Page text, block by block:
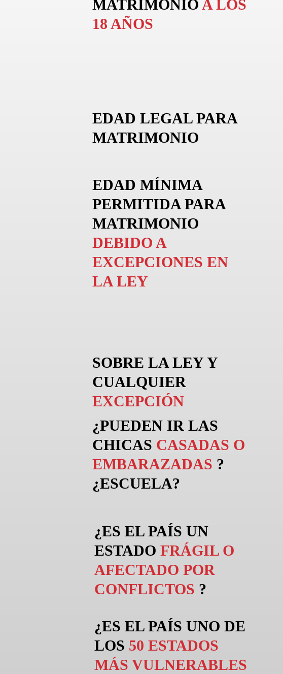
MATRIMONIO A LOS
18 AÑOS
EDAD LEGAL PARA
MATRIMONIO
EDAD MÍNIMA
PERMITIDA PARA
MATRIMONIO
DEBIDO A
EXCEPCIONES EN
LA LEY
SOBRE LA LEY Y
CUALQUIER
EXCEPCIÓN
¿PUEDEN IR LAS
CHICAS CASADAS O
EMBARAZADAS ?
¿ESCUELA?
¿ES EL PAÍS UN
ESTADO FRÁGIL O
AFECTADO POR
CONFLICTOS ?
¿ES EL PAÍS UNO DE
LOS 50 ESTADOS
MÁS VULNERABLES